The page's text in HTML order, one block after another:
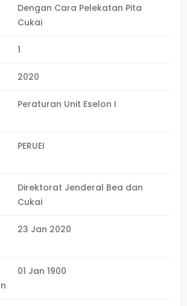
Dengan Cara Pelekatan Pita
Cukai
1
2020
Peraturan Unit Eselon I
PERUEI
Direktorat Jenderal Bea dan
Cukai
23 Jan 2020
01 Jan 1900